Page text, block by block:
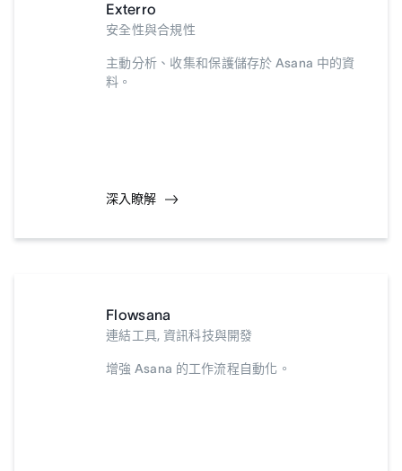
Exterro
安全性與合規性
主動分析、收集和保護儲存於 Asana 中的資
料。
深入瞭解
Flowsana
連結工具, 資訊科技與開發
增強 Asana 的工作流程自動化。